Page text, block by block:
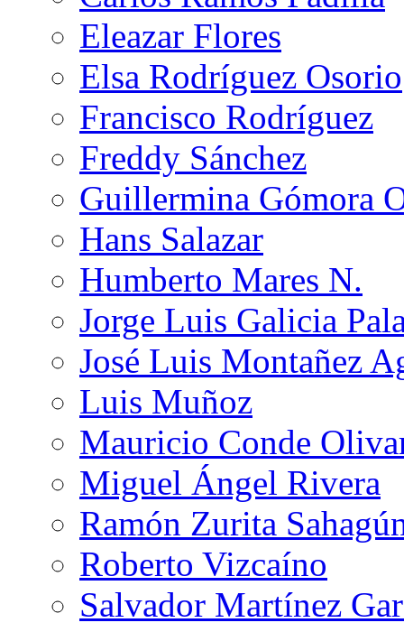
Eleazar Flores
Elsa Rodríguez Osorio
Francisco Rodríguez
Freddy Sánchez
Guillermina Gómora
Hans Salazar
Humberto Mares N.
Jorge Luis Galicia
José Luis Montañez
Luis Muñoz
Mauricio Conde
Miguel Ángel Rivera
Ramón Zurita
Roberto Vizcaíno
Salvador Martínez